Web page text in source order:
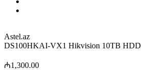
Astel.az
DS100HKAI-VX1 Hikvision 10TB HDD
₼1,300.00